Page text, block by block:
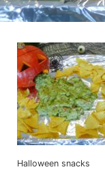
Halloween snacks